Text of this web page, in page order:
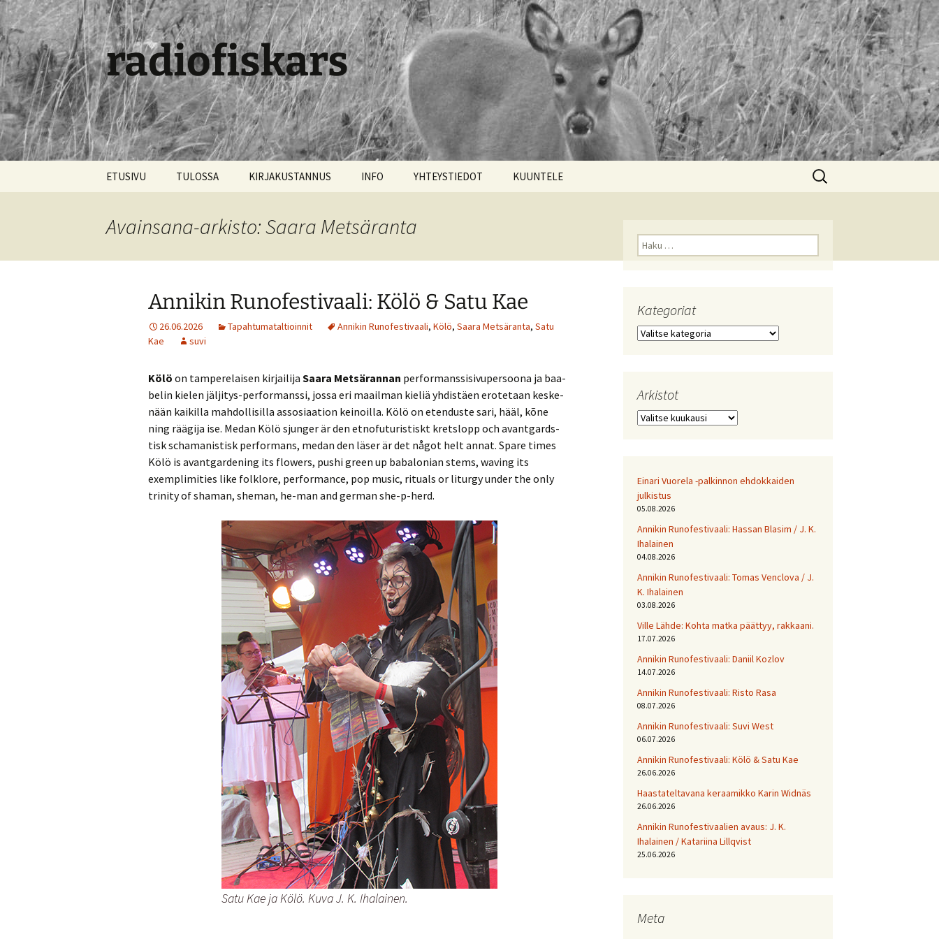
radiofiskars
ETUSIVU TULOSSA KIRJAKUSTANNUS INFO YHTEYSTIEDOT KUUNTELE
Haku:
Avainsana-arkisto: Saara Metsäranta
Annikin Runofestivaali: Kölö & Satu Kae
26.06.2026 Tapahtumataltioinnit Annikin Runofestivaali, Kölö, Saara Metsäranta, Satu
Kae
suvi
Kölö on tam­pe­re­lai­sen kir­jai­li­ja Saara Met­sä­ran­nan per­for­mans­si­si­vu­per­soo­na ja baa­
be­lin kie­len jäl­ji­tys-per­for­mans­si, jossa eri maa­il­man kie­liä yh­dis­täen ero­te­taan kes­ke­
nään kai­kil­la mah­dol­li­sil­la as­so­si­aa­tion kei­noil­la. Kölö on eten­dus­te sari, hääl, kõne
ning rää­gi­ja ise. Medan Kölö sjun­ger är den et­no­fu­tu­ris­tiskt krets­lopp och avant­gards­
tisk scha­ma­nis­tisk per­for­mans, medan den läser är det något helt annat. Spare times
Kölö is avant­gar­de­ning its flowers, pushi green up ba­ba­lo­nian stems, wa­ving its
exempli­mi­ties like folklo­re, per­for­mance, pop music, ri­tuals or li­tur­gy under the only
tri­ni­ty of sha­man, she­man, he-man and ger­man she-p-herd.
Satu Kae ja Kölö. Kuva J. K. Ihalainen.
Haku:
Kategoriat
Kategoriat
Arkistot
Arkistot
Einari Vuorela -palkinnon ehdokkaiden
julkistus
05.08.2026
Annikin Runofestivaali: Has­san Bla­sim / J. K.
Ihalainen
04.08.2026
Annikin Runofestivaali: Tomas Venclova / J.
K. Ihalainen
03.08.2026
Ville Lähde: Kohta matka päättyy, rakkaani.
17.07.2026
Annikin Runofestivaali: Daniil Kozlov
14.07.2026
Annikin Runofestivaali: Risto Rasa
08.07.2026
Annikin Runofestivaali: Suvi West
06.07.2026
Annikin Runofestivaali: Kölö & Satu Kae
26.06.2026
Haastateltavana keraamikko Karin Widnäs
26.06.2026
Annikin Runofestivaalien avaus: J. K.
Ihalainen / Katariina Lillqvist
25.06.2026
Meta